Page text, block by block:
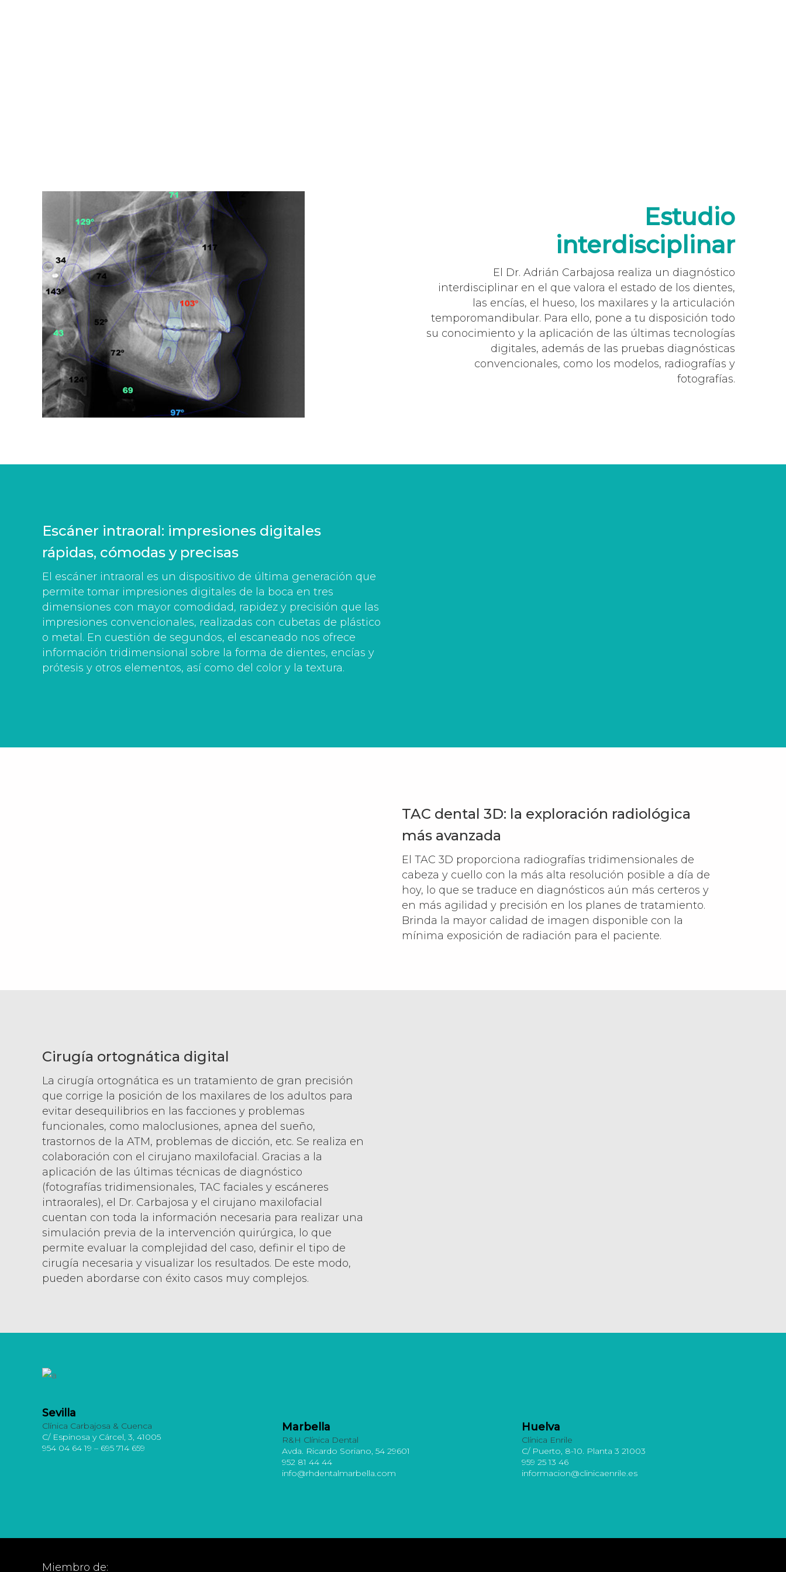
Estudio
interdisciplinar
El Dr. Adrián Carbajosa realiza un diagnóstico
interdisciplinar en el que valora el estado de los dientes,
las encías, el hueso, los maxilares y la articulación
temporomandibular. Para ello, pone a tu disposición todo
su conocimiento y la aplicación de las últimas tecnologías
digitales, además de las pruebas diagnósticas
convencionales, como los modelos, radiografías y
fotografías.
Escáner intraoral: impresiones digitales
rápidas, cómodas y precisas
El escáner intraoral es un dispositivo de última generación que
permite tomar impresiones digitales de la boca en tres
dimensiones con mayor comodidad, rapidez y precisión que las
impresiones convencionales, realizadas con cubetas de plástico
o metal. En cuestión de segundos, el escaneado nos ofrece
información tridimensional sobre la forma de dientes, encías y
prótesis y otros elementos, así como del color y la textura.
TAC dental 3D: la exploración radiológica
más avanzada
El TAC 3D proporciona radiografías tridimensionales de
cabeza y cuello con la más alta resolución posible a día de
hoy, lo que se traduce en diagnósticos aún más certeros y
en más agilidad y precisión en los planes de tratamiento.
Brinda la mayor calidad de imagen disponible con la
mínima exposición de radiación para el paciente.
Cirugía ortognática digital
La cirugía ortognática es un tratamiento de gran precisión
que corrige la posición de los maxilares de los adultos para
evitar desequilibrios en las facciones y problemas
funcionales, como maloclusiones, apnea del sueño,
trastornos de la ATM, problemas de dicción, etc. Se realiza en
colaboración con el cirujano maxilofacial. Gracias a la
aplicación de las últimas técnicas de diagnóstico
(fotografías tridimensionales, TAC faciales y escáneres
intraorales), el Dr. Carbajosa y el cirujano maxilofacial
cuentan con toda la información necesaria para realizar una
simulación previa de la intervención quirúrgica, lo que
permite evaluar la complejidad del caso, definir el tipo de
cirugía necesaria y visualizar los resultados. De este modo,
pueden abordarse con éxito casos muy complejos.
Sevilla
Clínica Carbajosa & Cuenca
C/ Espinosa y Cárcel, 3, 41005
954 04 64 19 – 695 714 659
Marbella
R&H Clínica Dental
Avda. Ricardo Soriano, 54 29601
952 81 44 44
info@rhdentalmarbella.com
Huelva
Clínica Enrile
C/ Puerto, 8-10. Planta 3 21003
959 25 13 46
informacion@clinicaenrile.es
Miembro de: